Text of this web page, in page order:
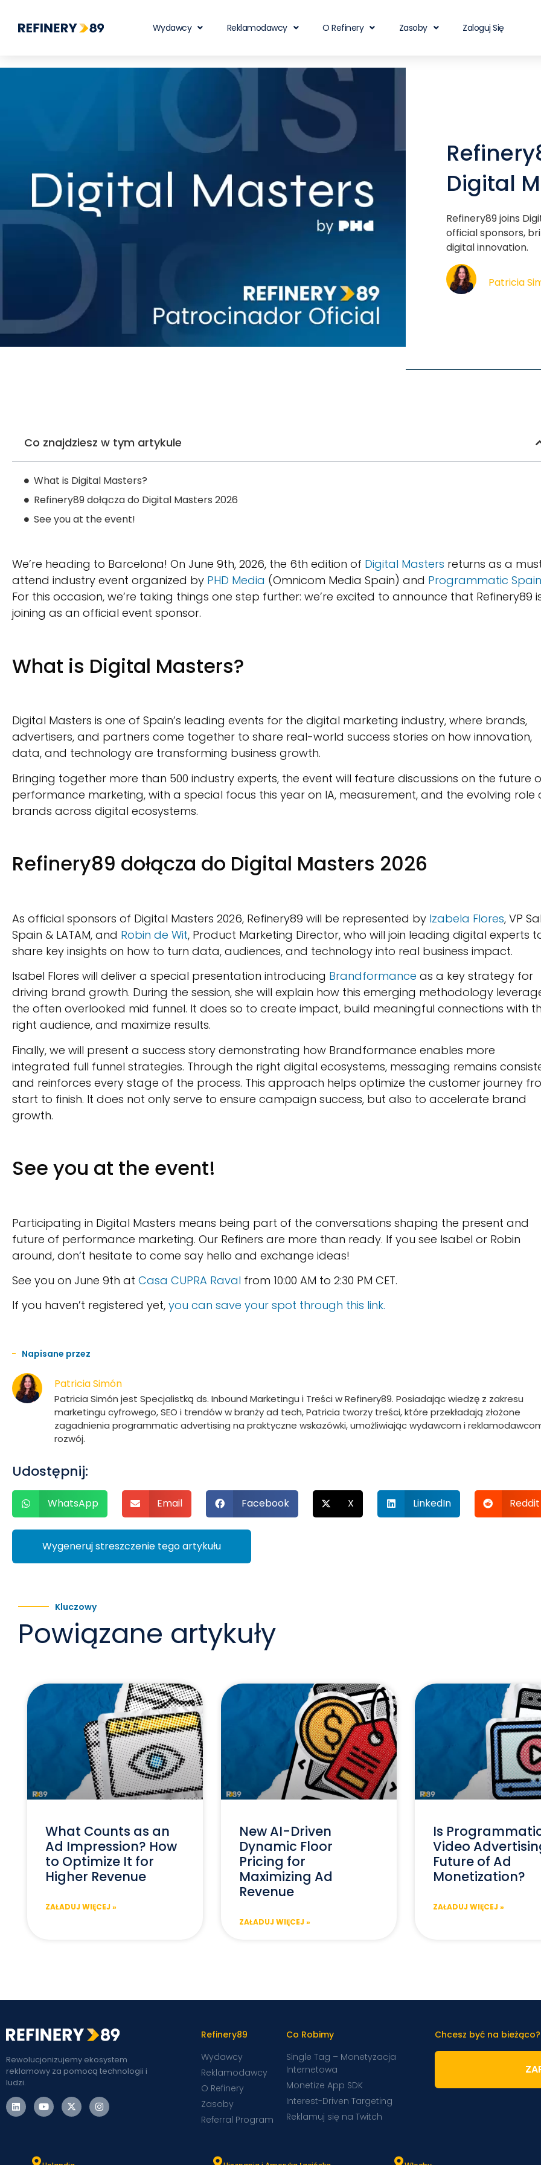
Wydawcy Reklamodawcy O Refinery Zasoby Zaloguj Się
Digital
Refinery89 joins
official sponsors,
digital innovation.
Patricia
Co znajdziesz w tym artykule
What is Digital Masters?
Refinery89 dołącza do Digital Masters 2026
See you at the event!
We’re heading to Barcelona! On June 9th, 2026, the 6th edition of Digital Masters returns as a
attend industry event organized by PHD Media (Omnicom Media Spain) and Programmatic Spain
For this occasion, we’re taking things one step further: we’re excited to announce that Refinery89
joining as an official event sponsor.
What is Digital Masters?
Digital Masters is one of Spain’s leading events for the digital marketing industry, where brands,
advertisers, and partners come together to share real-world success stories on how innovation,
data, and technology are transforming business growth.
Bringing together more than 500 industry experts, the event will feature discussions on the future
performance marketing, with a special focus this year on IA, measurement, and the evolving role
brands across digital ecosystems.
Refinery89 dołącza do Digital Masters 2026
As official sponsors of Digital Masters 2026, Refinery89 will be represented by Izabela Flores, VP
Spain & LATAM, and Robin de Wit, Product Marketing Director, who will join leading digital experts
share key insights on how to turn data, audiences, and technology into real business impact.
Isabel Flores will deliver a special presentation introducing Brandformance as a key strategy for
driving brand growth. During the session, she will explain how this emerging methodology
the often overlooked mid funnel. It does so to create impact, build meaningful connections with
right audience, and maximize results.
Finally, we will present a success story demonstrating how Brandformance enables more
integrated full funnel strategies. Through the right digital ecosystems, messaging remains
and reinforces every stage of the process. This approach helps optimize the customer journey
start to finish. It does not only serve to ensure campaign success, but also to accelerate brand
growth.
See you at the event!
Participating in Digital Masters means being part of the conversations shaping the present and
future of performance marketing. Our Refiners are more than ready. If you see Isabel or Robin
around, don’t hesitate to come say hello and exchange ideas!
See you on June 9th at Casa CUPRA Raval from 10:00 AM to 2:30 PM CET.
If you haven’t registered yet, you can save your spot through this link.
Napisane przez
Patricia Simón
Patricia Simón jest Specjalistką ds. Inbound Marketingu i Treści w Refinery89. Posiadając wiedzę z zakresu
marketingu cyfrowego, SEO i trendów w branży ad tech, Patricia tworzy treści, które przekładają złożone
zagadnienia programmatic advertising na praktyczne wskazówki, umożliwiając wydawcom i
rozwój.
Udostępnij:
WhatsApp Email Facebook X LinkedIn Reddit
Wygeneruj streszczenie tego artykułu
Kluczowy
Powiązane artykuły
What Counts as an
Ad Impression? How
to Optimize It for
Higher Revenue
ZAŁADUJ WIĘCEJ »
New AI-Driven
Dynamic Floor
Pricing for
Maximizing Ad
Revenue
ZAŁADUJ WIĘCEJ »
Is
Video
Future of Ad
Monetization?
ZAŁADUJ WIĘCEJ »
Rewolucjonizujemy ekosystem
reklamowy za pomocą technologii i
ludzi.
Refinery89
Wydawcy
Reklamodawcy
O Refinery
Zasoby
Referral Program
Co Robimy
Single Tag – Monetyzacja
Internetowa
Monetize App SDK
Interest-Driven Targeting
Reklamuj się na Twitch
Chcesz być na